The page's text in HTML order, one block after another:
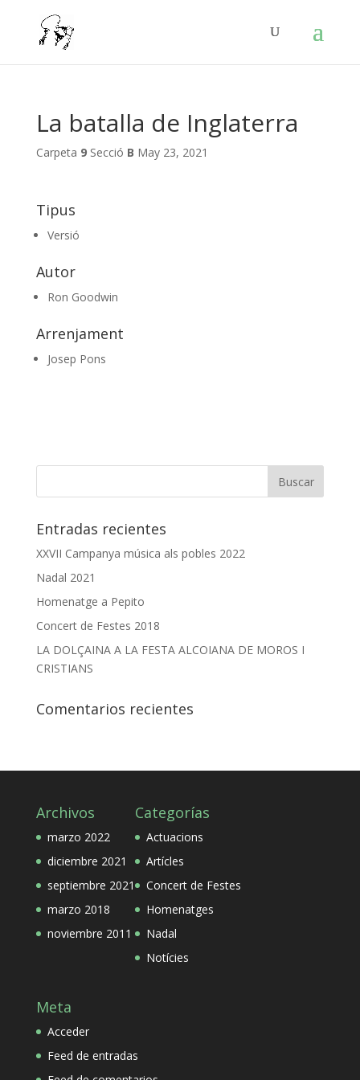
La batalla de Inglaterra
Carpeta 9Secció B May 23, 2021
Tipus
Versió
Autor
Ron Goodwin
Arrenjament
Josep Pons
Entradas recientes
XXVII Campanya música als pobles 2022
Nadal 2021
Homenatge a Pepito
Concert de Festes 2018
LA DOLÇAINA A LA FESTA ALCOIANA DE MOROS I
CRISTIANS
Comentarios recientes
Archivos
marzo 2022
diciembre 2021
septiembre 2021
marzo 2018
noviembre 2011
Categorías
Actuacions
Artícles
Concert de Festes
Homenatges
Nadal
Notícies
Meta
Acceder
Feed de entradas